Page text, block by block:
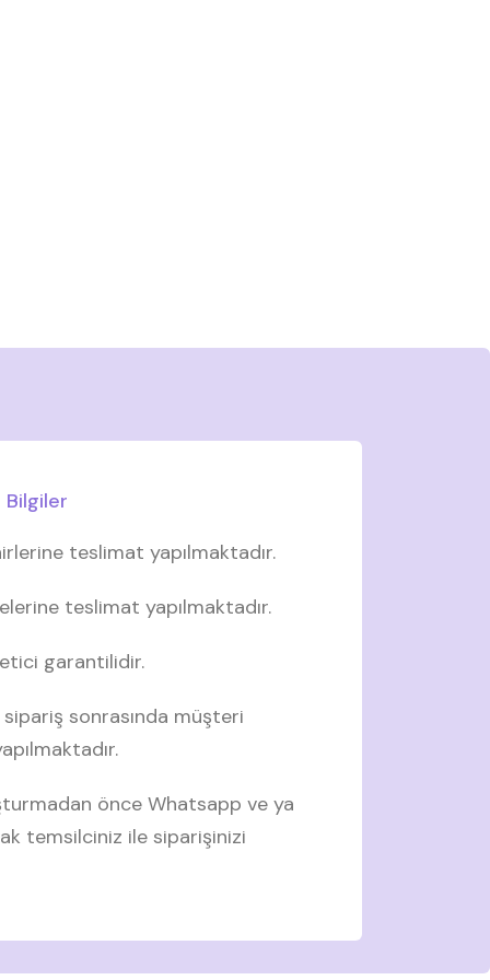
Bilgiler
teslimat yapılmaktadır.
teslimat yapılmaktadır.
garantilidir.
sonrasında müşteri
önce Whatsapp ve ya
temsilciniz ile siparişinizi